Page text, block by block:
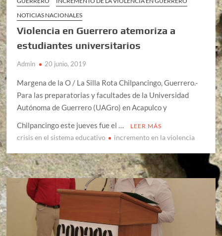
NOTICIAS NACIONALES
Violencia en Guerrero atemoriza a
estudiantes universitarios
Admin 20 junio, 2019
Margena de la O / La Silla Rota Chilpancingo, Guerrero.-
Para las preparatorias y facultades de la Universidad
Autónoma de Guerrero (UAGro) en Acapulco y
Chilpancingo este jueves fue el …
LEER MÁS
crisis en el sistema educativo incremento en la violencia